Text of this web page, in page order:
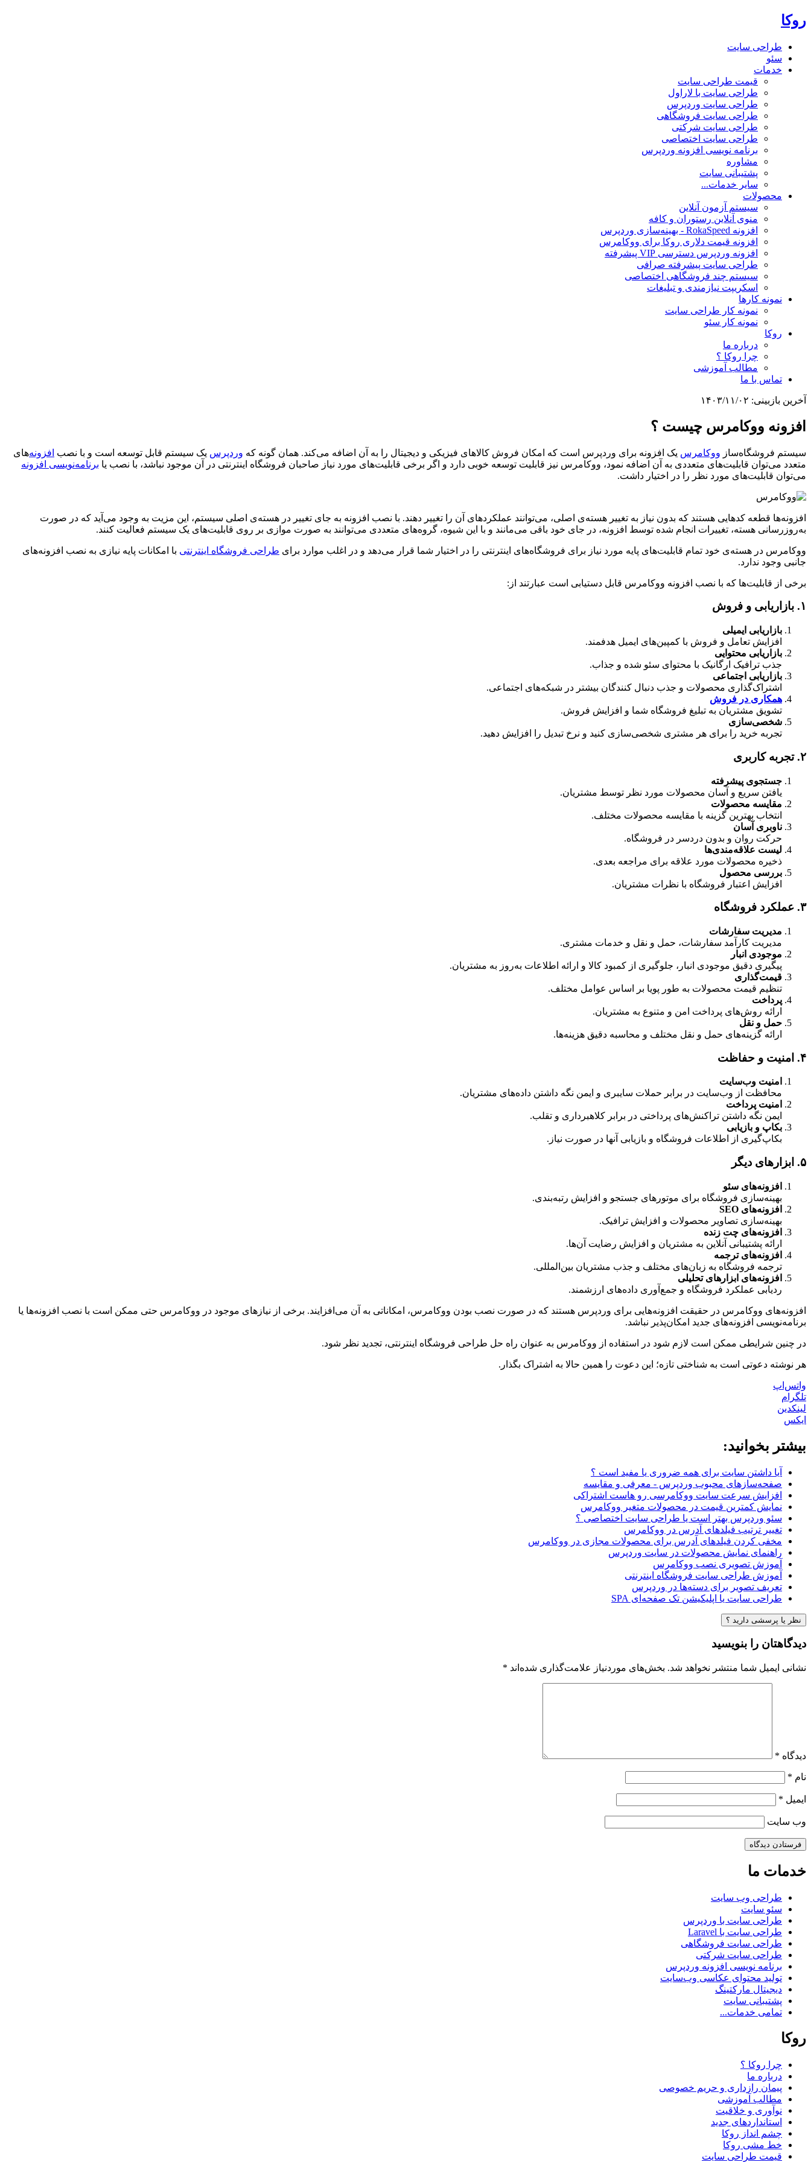
روکا
طراحی سایت
سئو
خدمات
قیمت طراحی سایت
طراحی سایت با لاراول
طراحی سایت وردپرس
طراحی سایت فروشگاهی
طراحی سایت شرکتی
طراحی سایت اختصاصی
برنامه نویسی افزونه وردپرس
مشاوره
پشتیبانی سایت
سایر خدمات...
محصولات
سیستم آزمون آنلاین
منوی آنلاین رستوران و کافه
افزونه RokaSpeed - بهینه‌سازی وردپرس
افزونه قیمت دلاری روکا برای ووکامرس
افزونه وردپرس دسترسی VIP پیشرفته
طراحی سایت پیشرفته صرافی
سیستم چند فروشگاهی اختصاصی
اسکریپت نیازمندی و تبلیغات
نمونه کارها
نمونه کار طراحی سایت
نمونه کار سئو
روکا
درباره ما
چرا روکا ؟
مطالب آموزشی
تماس با ما
آخرین بازبینی: ۱۴۰۳/۱۱/۰۲
افزونه ووکامرس چیست ؟
سیستم فروشگاه‌ساز ووکامرس یک افزونه برای وردپرس است که امکان فروش کالاهای فیزیکی و دیجیتال را به آن اضافه می‌کند. همان گونه که وردپرس یک سیستم قابل توسعه است و با نصب افزونه‌های
متعدد می‌توان قابلیت‌های متعددی به آن اضافه نمود، ووکامرس نیز قابلیت توسعه خوبی دارد و اگر برخی قابلیت‌های مورد نیاز صاحبان فروشگاه اینترنتی در آن موجود نباشد، با نصب یا برنامه‌نویسی افزونه
می‌توان قابلیت‌های مورد نظر را در اختیار داشت.
افزونه‌ها قطعه کدهایی هستند که بدون نیاز به تغییر هسته‌ی اصلی، می‌توانند عملکردهای آن را تغییر دهند. با نصب افزونه به جای تغییر در هسته‌ی اصلی سیستم، این مزیت به وجود می‌آید که در صورت
به‌روزرسانی هسته، تغییرات انجام شده توسط افزونه، در جای خود باقی می‌مانند و با این شیوه، گروه‌های متعددی می‌توانند به صورت موازی بر روی قابلیت‌های یک سیستم فعالیت کنند.
ووکامرس در هسته‌ی خود تمام قابلیت‌های پایه مورد نیاز برای فروشگاه‌های اینترنتی را در اختیار شما قرار می‌دهد و در اغلب موارد برای طراحی فروشگاه اینترنتی با امکانات پایه نیازی به نصب افزونه‌های
جانبی وجود ندارد.
برخی از قابلیت‌ها که با نصب افزونه ووکامرس قابل دستیابی است عبارتند از:
۱. بازاریابی و فروش
بازاریابی ایمیلی
افزایش تعامل و فروش با کمپین‌های ایمیل هدفمند.
بازاریابی محتوایی
جذب ترافیک ارگانیک با محتوای سئو شده و جذاب.
بازاریابی اجتماعی
اشتراک‌گذاری محصولات و جذب دنبال کنندگان بیشتر در شبکه‌های اجتماعی.
همکاری در فروش
تشویق مشتریان به تبلیغ فروشگاه شما و افزایش فروش.
شخصی‌سازی
تجربه خرید را برای هر مشتری شخصی‌سازی کنید و نرخ تبدیل را افزایش دهید.
۲. تجربه کاربری
جستجوی پیشرفته
یافتن سریع و آسان محصولات مورد نظر توسط مشتریان.
مقایسه محصولات
انتخاب بهترین گزینه با مقایسه محصولات مختلف.
ناوبری آسان
حرکت روان و بدون دردسر در فروشگاه.
لیست علاقه‌مندی‌ها
ذخیره محصولات مورد علاقه برای مراجعه بعدی.
بررسی محصول
افزایش اعتبار فروشگاه با نظرات مشتریان.
۳. عملکرد فروشگاه
مدیریت سفارشات
مدیریت کارآمد سفارشات، حمل و نقل و خدمات مشتری.
موجودی انبار
پیگیری دقیق موجودی انبار، جلوگیری از کمبود کالا و ارائه اطلاعات به‌روز به مشتریان.
قیمت‌گذاری
تنظیم قیمت محصولات به طور پویا بر اساس عوامل مختلف.
پرداخت
ارائه روش‌های پرداخت امن و متنوع به مشتریان.
حمل و نقل
ارائه گزینه‌های حمل و نقل مختلف و محاسبه دقیق هزینه‌ها.
۴. امنیت و حفاظت
امنیت وب‌سایت
محافظت از وب‌سایت در برابر حملات سایبری و ایمن نگه داشتن داده‌های مشتریان.
امنیت پرداخت
ایمن نگه داشتن تراکنش‌های پرداختی در برابر کلاهبرداری و تقلب.
بکاپ و بازیابی
بکاپ‌گیری از اطلاعات فروشگاه و بازیابی آنها در صورت نیاز.
۵. ابزارهای دیگر
افزونه‌های سئو
بهینه‌سازی فروشگاه برای موتورهای جستجو و افزایش رتبه‌بندی.
افزونه‌های SEO
بهینه‌سازی تصاویر محصولات و افزایش ترافیک.
افزونه‌های چت زنده
ارائه پشتیبانی آنلاین به مشتریان و افزایش رضایت آن‌ها.
افزونه‌های ترجمه
ترجمه فروشگاه به زبان‌های مختلف و جذب مشتریان بین‌المللی.
افزونه‌های ابزارهای تحلیلی
ردیابی عملکرد فروشگاه و جمع‌آوری داده‌های ارزشمند.
افزونه‌های ووکامرس در حقیقت افزونه‌هایی برای وردپرس هستند که در صورت نصب بودن ووکامرس، امکاناتی به آن می‌افزایند. برخی از نیازهای موجود در ووکامرس حتی ممکن است با نصب افزونه‌ها یا
برنامه‌نویسی افزونه‌های جدید امکان‌پذیر نباشد.
در چنین شرایطی ممکن است لازم شود در استفاده از ووکامرس به عنوان راه حل طراحی فروشگاه اینترنتی، تجدید نظر شود.
هر نوشته دعوتی است به شناختی تازه؛ این دعوت را همین حالا به اشتراک بگذار.
واتس‌اپ
تلگرام
لینکدین
ایکس
بیشتر بخوانید:
آیا داشتن سایت برای همه ضروری یا مفید است ؟
صفحه‌سازهای محبوب وردپرس - معرفی و مقایسه
افزایش سرعت سایت ووکامرسی رو هاست اشتراکی
نمایش کمترین قیمت در محصولات متغیر ووکامرس
سئو وردپرس بهتر است یا طراحی سایت اختصاصی ؟
تغییر ترتیب فیلدهای آدرس در ووکامرس
مخفی کردن فیلدهای آدرس برای محصولات مجازی در ووکامرس
راهنمای نمایش محصولات در سایت وردپرس
آموزش تصویری نصب ووکامرس
آموزش طراحی سایت فروشگاه اینترنتی
تعریف تصویر برای دسته‌ها در وردپرس
طراحی سایت یا اپلیکیشن تک صفحه‌ای SPA
نظر یا پرسشی دارید ؟
دیدگاهتان را بنویسید
نشانی ایمیل شما منتشر نخواهد شد. بخش‌های موردنیاز علامت‌گذاری شده‌اند *
دیدگاه *
نام *
ایمیل *
وب‌ سایت
خدمات ما
طراحی وب سایت
سئو سایت
طراحی سایت با وردپرس
طراحی سایت با Laravel
طراحی سایت فروشگاهی
طراحی سایت شرکتی
برنامه نویسی افزونه وردپرس
تولید محتوای عکاسی وب‌سایت
دیجیتال مارکتینگ
پشتیبانی سایت
تمامی خدمات...
روکا
چرا روکا ؟
درباره ما
پیمان رازداری و حریم خصوصی
مطالب آموزشی
نوآوری و خلاقیت
استانداردهای جدید
چشم انداز روکا
خط مشی روکا
قیمت طراحی سایت